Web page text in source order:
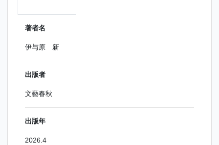
著者名
伊与原 新
出版者
文藝春秋
出版年
2026.4